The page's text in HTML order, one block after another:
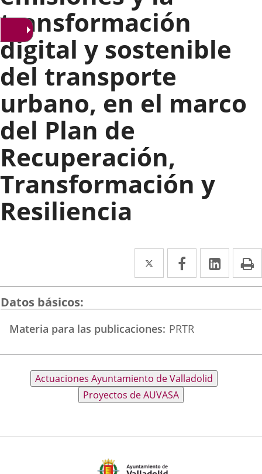
transformación
digital y sostenible
del transporte
urbano, en el marco
del Plan de
Recuperación,
Transformación y
Resiliencia
Twitter
Enlace
a
externa.
Facebook
Enlace
a
externa.
Enlace
a
Datos básicos
Materia para las publicaciones PRTR
Descripción
Actuaciones Ayuntamiento de Valladolid
Proyectos de AUVASA